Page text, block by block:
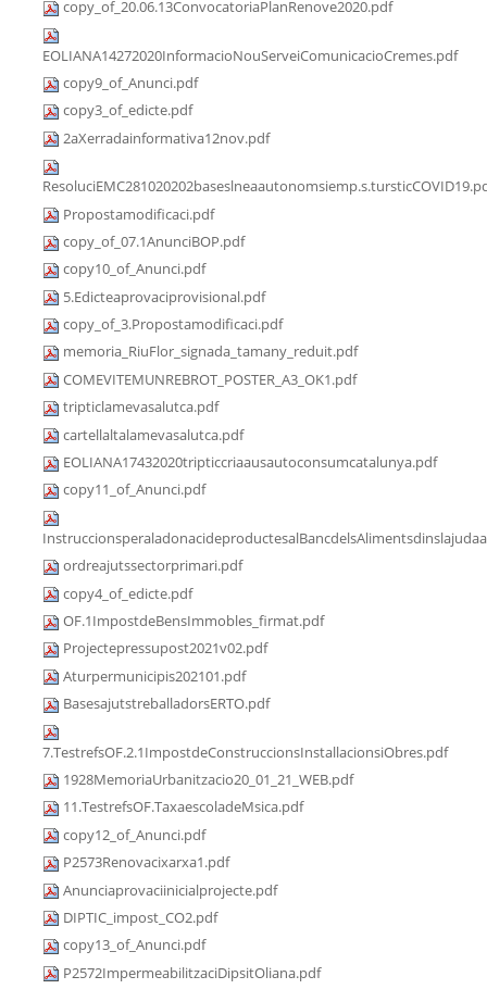
copy_of_20.06.13ConvocatoriaPlanRenove2020.pdf
EOLIANA14272020InformacioNouServeiComunicacioCremes.pdf
copy9_of_Anunci.pdf
copy3_of_edicte.pdf
2aXerradainformativa12nov.pdf
Propostamodificaci.pdf
copy_of_07.1AnunciBOP.pdf
copy10_of_Anunci.pdf
5.Edicteaprovaciprovisional.pdf
copy_of_3.Propostamodificaci.pdf
memoria_RiuFlor_signada_tamany_reduit.pdf
COMEVITEMUNREBROT_POSTER_A3_OK1.pdf
tripticlamevasalutca.pdf
cartellaltalamevasalutca.pdf
EOLIANA17432020tripticcriaausautoconsumcatalunya.pdf
copy11_of_Anunci.pdf
ordreajutssectorprimari.pdf
copy4_of_edicte.pdf
OF.1ImpostdeBensImmobles_firmat.pdf
Projectepressupost2021v02.pdf
Aturpermunicipis202101.pdf
BasesajutstreballadorsERTO.pdf
7.TestrefsOF.2.1ImpostdeConstruccionsInstallacionsiObres.pdf
1928MemoriaUrbanitzacio20_01_21_WEB.pdf
11.TestrefsOF.TaxaescoladeMsica.pdf
copy12_of_Anunci.pdf
P2573Renovacixarxa1.pdf
Anunciaprovaciinicialprojecte.pdf
DIPTIC_impost_CO2.pdf
copy13_of_Anunci.pdf
P2572ImpermeabilitzaciDipsitOliana.pdf